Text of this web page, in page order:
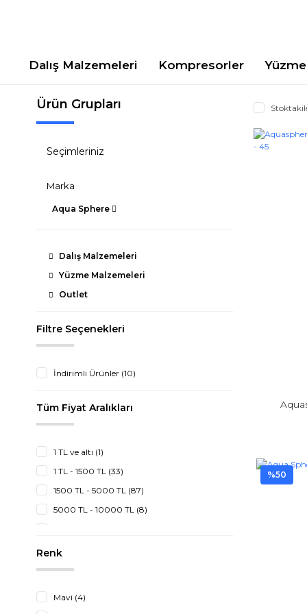
Dalış Malzemeleri Kompresorler
Ürün Grupları
Seçimleriniz
Marka
Aqua Sphere
Dalış Malzemeleri
Yüzme Malzemeleri
Outlet
Filtre Seçenekleri
İndirimli Ürünler (10)
Tüm Fiyat Aralıkları
1 TL ve altı (1)
1 TL - 1500 TL (33)
1500 TL - 5000 TL (87)
5000 TL - 10000 TL (8)
Renk
Mavi (4)
%50